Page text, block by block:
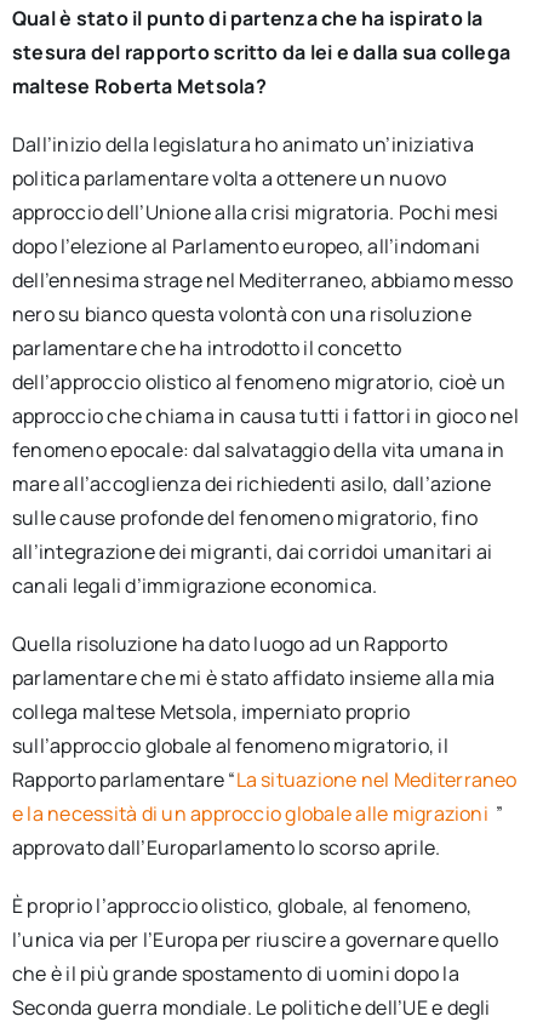
Qual è stato il punto di partenza che ha ispirato la
stesura del rapporto scritto da lei e dalla sua collega
maltese Roberta Metsola?
Dall’inizio della legislatura ho animato un’iniziativa
politica parlamentare volta a ottenere un nuovo
approccio dell’Unione alla crisi migratoria. Pochi mesi
dopo l’elezione al Parlamento europeo, all’indomani
dell’ennesima strage nel Mediterraneo, abbiamo messo
nero su bianco questa volontà con una risoluzione
parlamentare che ha introdotto il concetto
dell’approccio olistico al fenomeno migratorio, cioè un
approccio che chiama in causa tutti i fattori in gioco nel
fenomeno epocale: dal salvataggio della vita umana in
mare all’accoglienza dei richiedenti asilo, dall’azione
sulle cause profonde del fenomeno migratorio, fino
all’integrazione dei migranti, dai corridoi umanitari ai
canali legali d’immigrazione economica.
Quella risoluzione ha dato luogo ad un Rapporto
parlamentare che mi è stato affidato insieme alla mia
collega maltese Metsola, imperniato proprio
sull’approccio globale al fenomeno migratorio, il
Rapporto parlamentare “La situazione nel Mediterraneo
e la necessità di un approccio globale alle migrazioni ”
approvato dall’Europarlamento lo scorso aprile.
È proprio l’approccio olistico, globale, al fenomeno,
l’unica via per l’Europa per riuscire a governare quello
che è il più grande spostamento di uomini dopo la
Seconda guerra mondiale. Le politiche dell’UE e degli